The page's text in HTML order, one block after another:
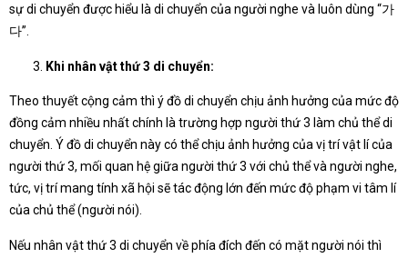
sự di chuyển được hiểu là di chuyển của người nghe và luôn dùng “가
다”.
Khi nhân vật thứ 3 di chuyển:
Theo thuyết cộng cảm thì ý đồ di chuyển chịu ảnh hưởng của mức độ
đồng cảm nhiều nhất chính là trường hợp người thứ 3 làm chủ thể di
chuyển. Ý đồ di chuyển này có thể chịu ảnh hưởng của vị trí vật lí của
người thứ 3, mối quan hệ giữa người thứ 3 với chủ thể và người nghe,
tức, vị trí mang tính xã hội sẽ tác động lớn đến mức độ phạm vi tâm lí
của chủ thể (người nói).
Nếu nhân vật thứ 3 di chuyển về phía đích đến có mặt người nói thì